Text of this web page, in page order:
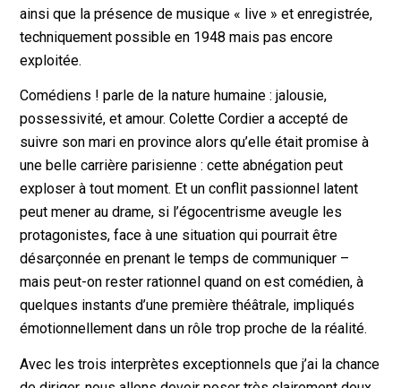
ainsi que la présence de musique « live » et enregistrée,
techniquement possible en 1948 mais pas encore
exploitée.
Comédiens ! parle de la nature humaine : jalousie,
possessivité, et amour. Colette Cordier a accepté de
suivre son mari en province alors qu’elle était promise à
une belle carrière parisienne : cette abnégation peut
exploser à tout moment. Et un conflit passionnel latent
peut mener au drame, si l’égocentrisme aveugle les
protagonistes, face à une situation qui pourrait être
désarçonnée en prenant le temps de communiquer –
mais peut-on rester rationnel quand on est comédien, à
quelques instants d’une première théâtrale, impliqués
émotionnellement dans un rôle trop proche de la réalité.
Avec les trois interprètes exceptionnels que j’ai la chance